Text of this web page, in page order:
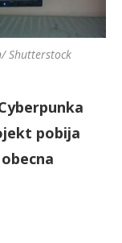
Shutterstock
pobija